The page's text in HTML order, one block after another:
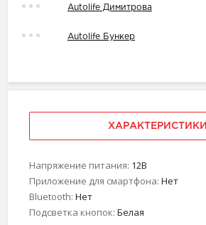
Autolife Димитрова
Autolife Бункер
ХАРАКТЕРИСТИКИ
Напряжение питания: 12В
Приложение для смартфона: Нет
Bluetooth: Нет
Подсветка кнопок: Белая